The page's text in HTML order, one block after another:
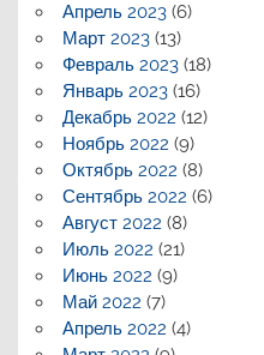
Апрель 2023(6)
Март 2023(13)
Февраль 2023(18)
Январь 2023(16)
Декабрь 2022 (12)
Ноябрь 2022 (9)
Октябрь 2022 (8)
Сентябрь 2022 (6)
Август 2022 (8)
Июль 2022 (21)
Июнь 2022 (9)
Май 2022 (7)
Апрель 2022 (4)